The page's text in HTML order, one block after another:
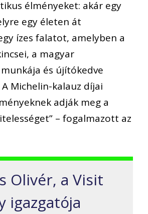
élményeket: akár egy
egy életen át
ízes falatot, amelyben a
a magyar
és újítókedve
Michelin-kalauz díjai
adják meg a
– fogalmazott az
Olivér, a Visit
igazgatója